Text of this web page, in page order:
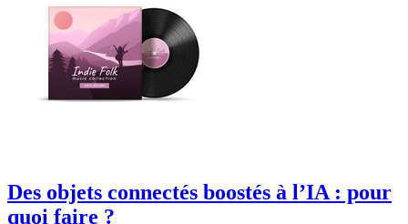
Des objets connectés boostés à l’IA : pour
quoi faire ?